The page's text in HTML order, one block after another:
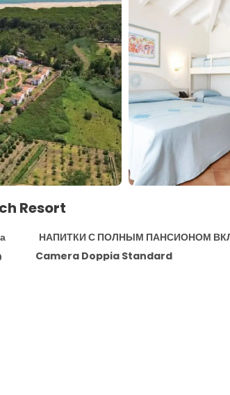
Resort
НАПИТКИ С ПОЛНЫМ ПАНСИОНОМ
Camera Doppia Standard